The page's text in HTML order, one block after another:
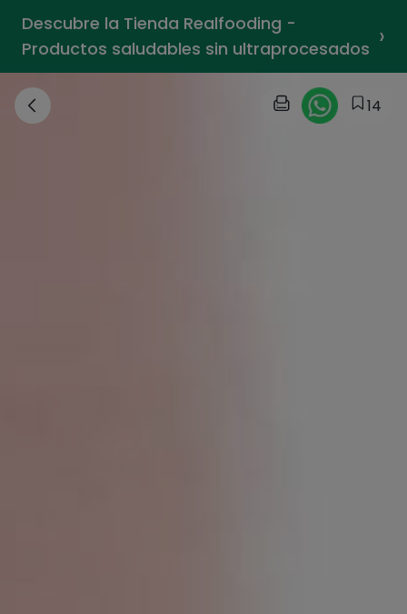
Descubre la Tienda Realfooding -
Productos saludables sin ultraprocesados ›
14